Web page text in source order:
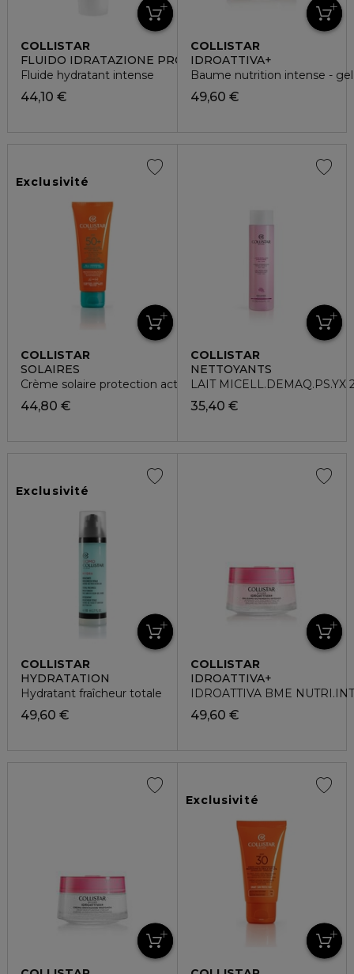
COLLISTAR
FLUIDO IDRATAZIONE PROFONDA
Fluide hydratant intense
44,10 €
COLLISTAR
IDROATTIVA+
Baume nutrition intense -
49,60 €
Exclusivité
COLLISTAR
SOLAIRES
Crème solaire protection active visage-corps SPF50+
44,80 €
COLLISTAR
NETTOYANTS
LAIT MICELL.DEMAQ.PS.YX
35,40 €
Exclusivité
COLLISTAR
HYDRATATION
Hydratant fraîcheur totale
49,60 €
COLLISTAR
IDROATTIVA+
IDROATTIVA BME
49,60 €
Exclusivité